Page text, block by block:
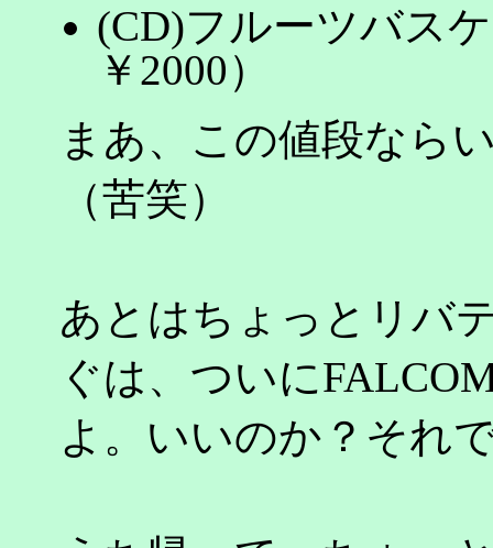
(CD)フルーツバス
￥2000）
まあ、この値段なら
（苦笑）
あとはちょっとリバ
ぐは、ついに
よ。いいのか？それ